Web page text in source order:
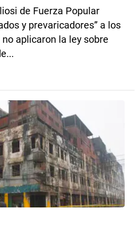
de Fuerza Popular
y prevaricadores” a los
aplicaron la ley sobre